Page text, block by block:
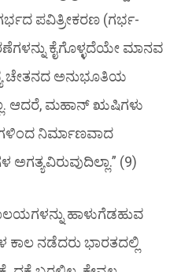
ಗರ್ಭದ ಪವಿತ್ರೀಕರಣ (ಗರ್ಭ-
ಕೈಗೊಳ್ಳದೆಯೇ ಮಾನವ
ಚೇತನದ ಅನುಭೂತಿಯ
ಆದರೆ, ಮಹಾನ್ ಋಷಿಗಳು
ನಿರ್ಮಾಣವಾದ
(9)
ಹಾಳುಗೆಡಹುವ
ಕಾಲ ನಡೆದರು ಭಾರತದಲ್ಲಿ